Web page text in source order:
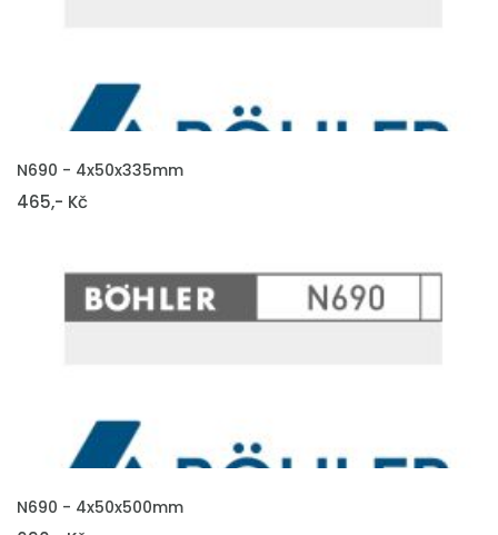
VLOŽIT DO KOŠÍKU
N690 - 4x50x335mm
465,- Kč
VLOŽIT DO KOŠÍKU
N690 - 4x50x500mm